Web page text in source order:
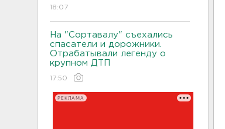
18:07
На "Сортавалу" съехались
спасатели и дорожники.
Отрабатывали легенду о
крупном ДТП
17:50
РЕКЛАМА